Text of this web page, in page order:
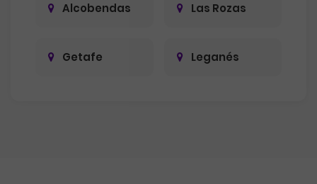
Alcobendas Las Rozas
Getafe Leganés